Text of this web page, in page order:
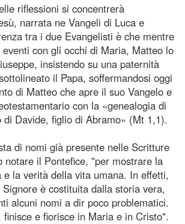
riflessioni si concentrerà
narrata ne Vangeli di Luca e
tra i due Evangelisti è che mentre
con gli occhi di Maria, Matteo lo
insistendo su una paternità
il Papa, soffermandosi oggi
di Matteo che apre il suo Vangelo e
con la «genealogia di
di Davide, figlio di Abramo» (Mt 1,1).
di nomi già presente nelle Scritture
notare il Pontefice, "per mostrare la
la verità della vita umana. In effetti,
è costituita dalla storia vera,
alcuni nomi a dir poco problematici.
finisce e fiorisce in Maria e in Cristo".